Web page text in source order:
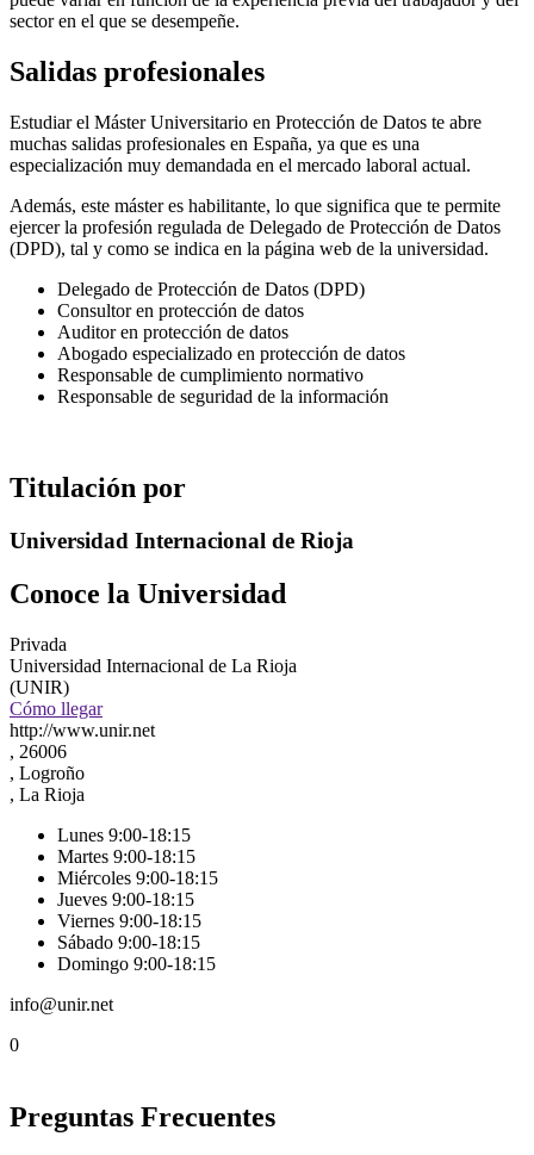
sector en el que se desempeñe.
Salidas profesionales
Estudiar el Máster Universitario en Protección de Datos te abre
muchas salidas profesionales en España, ya que es una
especialización muy demandada en el mercado laboral actual.
Además, este máster es habilitante, lo que significa que te permite
ejercer la profesión regulada de Delegado de Protección de Datos
(DPD), tal y como se indica en la página web de la universidad.
Delegado de Protección de Datos (DPD)
Consultor en protección de datos
Auditor en protección de datos
Abogado especializado en protección de datos
Responsable de cumplimiento normativo
Responsable de seguridad de la información
Titulación por
Universidad Internacional de Rioja
Conoce la Universidad
Privada
Universidad Internacional de La Rioja
(UNIR)
Cómo llegar
http://www.unir.net
, 26006
, Logroño
, La Rioja
Lunes 9:00-18:15
Martes 9:00-18:15
Miércoles 9:00-18:15
Jueves 9:00-18:15
Viernes 9:00-18:15
Sábado 9:00-18:15
Domingo 9:00-18:15
info@unir.net
0
Preguntas Frecuentes